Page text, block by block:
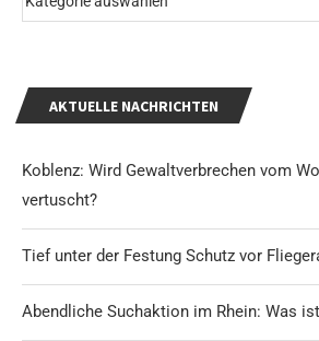
AKTUELLE NACHRICHTEN
Koblenz: Wird Gewaltverbrechen vom
vertuscht?
Tief unter der Festung Schutz vor
Abendliche Suchaktion im Rhein: Was